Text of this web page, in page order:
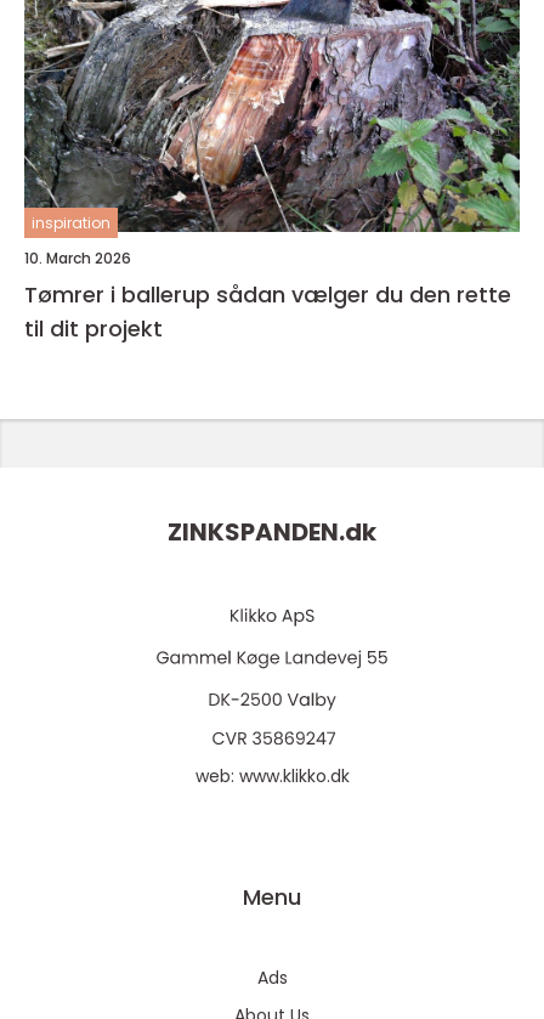
inspiration
10. March 2026
Tømrer i ballerup sådan vælger du den rette
til dit projekt
ZINKSPANDEN.dk
web: www.klikko.dk
Menu
Ads